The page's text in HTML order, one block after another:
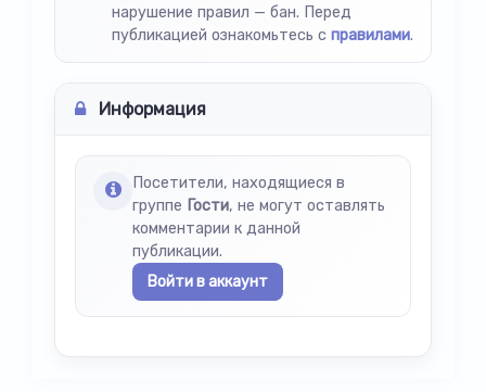
нарушение правил — бан. Перед
публикацией ознакомьтесь с правилами.
Информация
Посетители, находящиеся в
группе Гости, не могут оставлять
комментарии к данной
публикации.
Войти в аккаунт